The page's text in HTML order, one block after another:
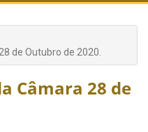
de Outubro de 2020.
Câmara 28 de